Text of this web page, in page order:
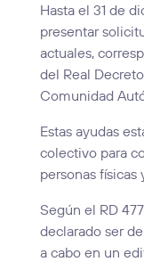
Hasta el 31 de
presentar
actuales,
del Real
Comunidad
Estas ayudas
colectivo para
personas físicas
Según el RD
declarado ser
a cabo en un